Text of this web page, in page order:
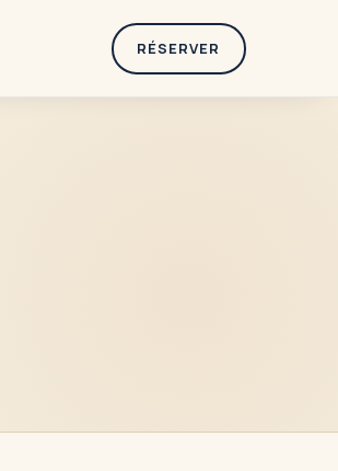
RÉSERVER